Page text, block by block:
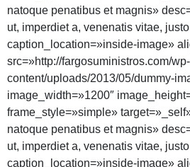
natoque penatibus et magnis»
ut, imperdiet a, venenatis vitae,
caption_location=»inside-image»
src=»http://fargosuministros.com/wp-
content/uploads/2013/05/dummy-
image_width=»1200″
frame_style=»simple»
natoque penatibus et magnis»
ut, imperdiet a, venenatis vitae,
caption_location=»inside-image»